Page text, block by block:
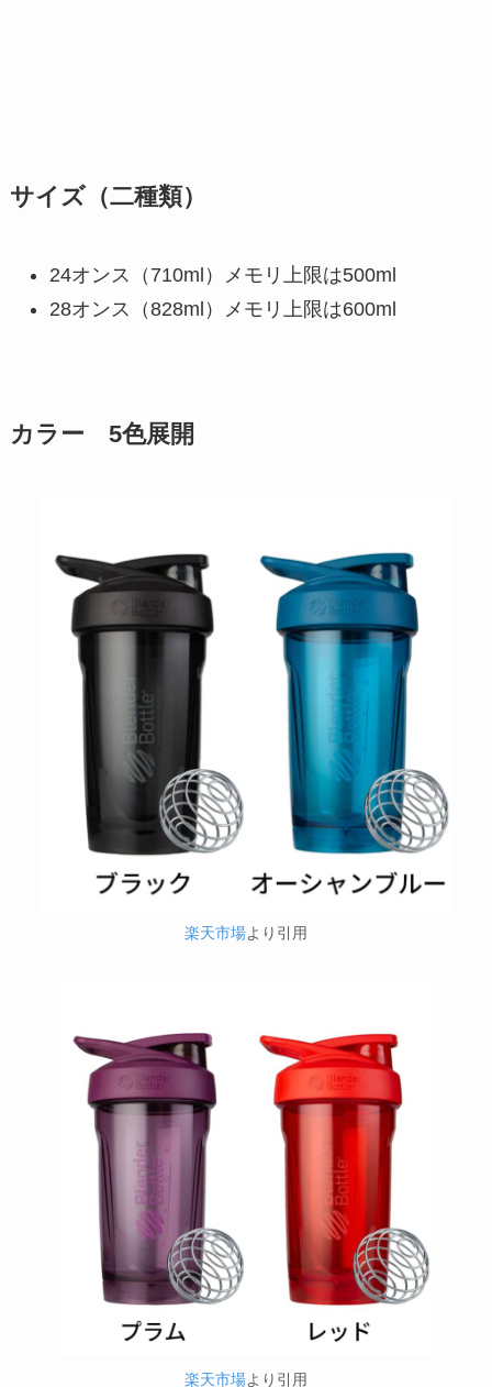
サイズ（二種類）
24オンス（710ml）メモリ上限は500ml
28オンス（828ml）メモリ上限は600ml
カラー 5色展開
楽天市場より引用
楽天市場より引用